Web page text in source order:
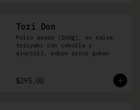
Tori Don
Pollo asado (160g), en salsa
teriyaki con cebolla y
ajonjolí, sobre arroz gohan
$295.00